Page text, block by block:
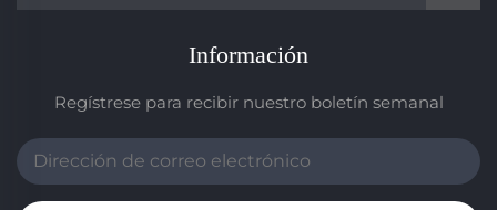
Información
Regístrese para recibir nuestro boletín semanal